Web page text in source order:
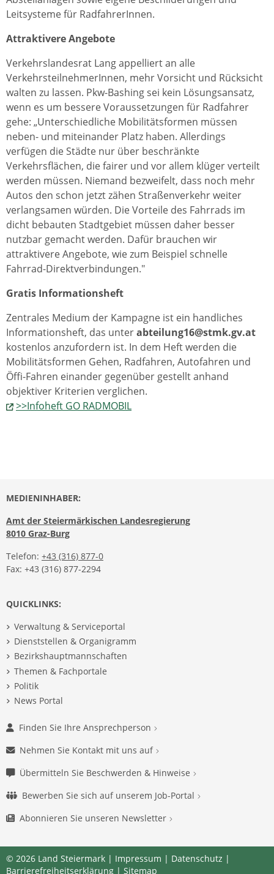
Leitsysteme für RadfahrerInnen.
Attraktivere Angebote
Verkehrslandesrat Lang appelliert an alle
VerkehrsteilnehmerInnen, mehr Vorsicht und Rücksicht
walten zu lassen. Pkw-Bashing sei kein Lösungsansatz,
wenn es um bessere Voraussetzungen für Radfahrer
gehe: „Unterschiedliche Mobilitätsformen müssen
neben- und miteinander Platz haben. Allerdings
verfügen die Städte nur über beschränkte
Verkehrsflächen, die fairer und vor allem klüger verteilt
werden müssen. Niemand bezweifelt, dass noch mehr
Autos den schon jetzt zähen Straßenverkehr weiter
verlangsamen würden. Die Vorteile des Fahrrads im
dicht bebauten Stadtgebiet müssen daher besser
nutzbar gemacht werden. Dafür brauchen wir
attraktivere Angebote, wie zum Beispiel schnelle
Fahrrad-Direktverbindungen."
Gratis Informationsheft
Zentrales Medium der Kampagne ist ein handliches
Informationsheft, das unterabteilung16@stmk.gv.at
kostenlos anzufordern ist. In dem Heft werden die
Mobilitätsformen Gehen, Radfahren, Autofahren und
Öffi-Fahren einander gegenüber gestellt anhand
objektiver Kriterien verglichen.
>>Infoheft GO RADMOBIL
MEDIENINHABER:
Amt der Steiermärkischen Landesregierung
8010 Graz-Burg
Telefon: +43 (316) 877-0
Fax: +43 (316) 877-2294
QUICKLINKS:
Verwaltung & Serviceportal
Dienststellen & Organigramm
Bezirkshauptmannschaften
Themen & Fachportale
Politik
News Portal
Finden Sie Ihre Ansprechperson
Nehmen Sie Kontakt mit uns auf
Übermitteln Sie Beschwerden & Hinweise
Bewerben Sie sich auf unserem Job-Portal
Abonnieren Sie unseren Newsletter
© 2026 Land Steiermark | Impressum | Datenschutz |
Barrierefreiheitserklärung | Sitemap